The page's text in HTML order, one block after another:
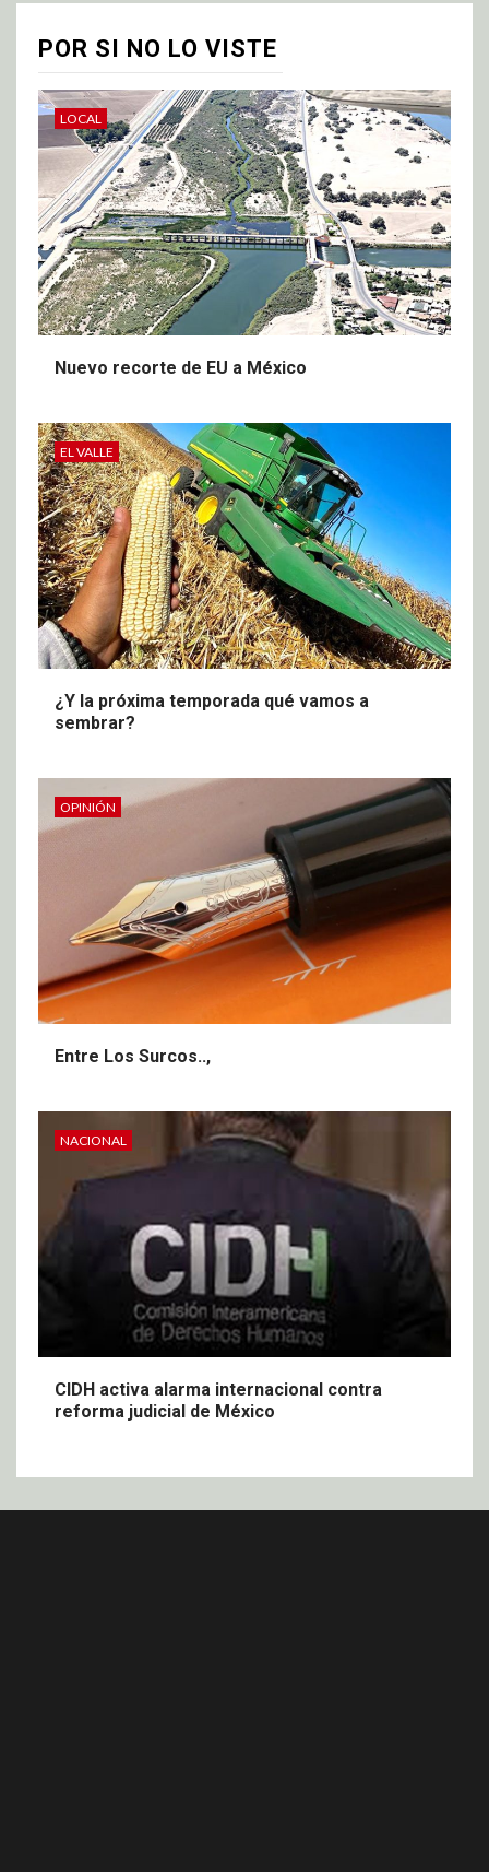
POR SI NO LO VISTE
LOCAL
Nuevo recorte de EU a México
EL VALLE
¿Y la próxima temporada qué vamos a
sembrar?
OPINIÓN
Entre Los Surcos..,
NACIONAL
CIDH activa alarma internacional contra
reforma judicial de México